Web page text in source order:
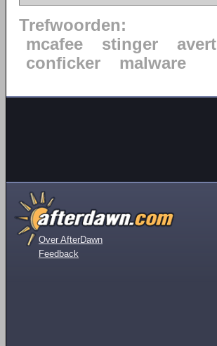
Trefwoorden:
mcafee
stinger avert
conficker
malware
Over AfterDawn
Feedback